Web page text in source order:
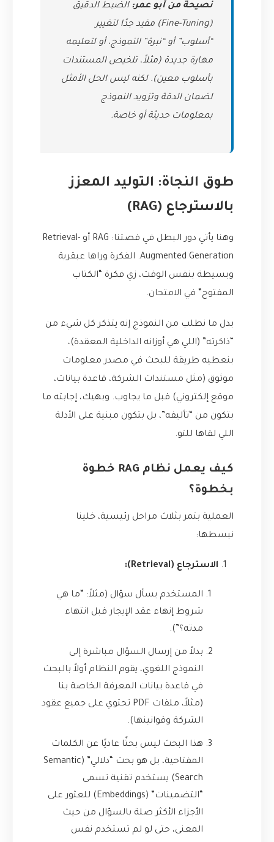
نصيحة من أبو عمر: الضبط الدقيق
(Fine-Tuning) مفيد جدًا لتغيير
“أسلوب” أو “نبرة” النموذج، أو لتعليمه
مهارة جديدة (مثلاً، تلخيص المستندات
بأسلوب معين). لكنه ليس الحل الأمثل
لضمان الدقة وتزويد النموذج
بمعلومات حديثة أو خاصة.
طوق النجاة: التوليد المعزز
بالاسترجاع (RAG)
وهنا يأتي دور البطل في قصتنا: RAG أو Retrieval-
Augmented Generation. الفكرة وراها عبقرية
وبسيطة بنفس الوقت، زي فكرة “الكتاب
المفتوح” في الامتحان.
بدل ما نطلب من النموذج إنه يتذكر كل شيء من
“ذاكرته” (اللي هي أوزانه الداخلية المعقدة)،
بنعطيه طريقة للبحث في مصدر معلومات
موثوق (مثل مستندات الشركة، قاعدة بيانات،
موقع إلكتروني) قبل ما يجاوب. وبهيك، إجابته ما
بتكون من “تأليفه”، بل بتكون مبنية على الأدلة
اللي لقاها للتو.
كيف يعمل نظام RAG خطوة
بخطوة؟
العملية بتمر بثلاث مراحل رئيسية، خلينا
نبسطها:
الاسترجاع (Retrieval):
المستخدم يسأل سؤال (مثلاً: “ما هي
شروط إنهاء عقد الإيجار قبل انتهاء
مدته؟”).
بدلاً من إرسال السؤال مباشرة إلى
النموذج اللغوي، يقوم النظام أولاً بالبحث
في قاعدة بيانات المعرفة الخاصة بنا
(مثلاً، ملفات PDF تحتوي على جميع عقود
الشركة وقوانينها).
هذا البحث ليس بحثًا عاديًا عن الكلمات
المفتاحية، بل هو بحث “دلالي” (Semantic
Search) يستخدم تقنية تسمى
“التضمينات” (Embeddings) للعثور على
الأجزاء الأكثر صلة بالسؤال من حيث
المعنى، حتى لو لم تستخدم نفس